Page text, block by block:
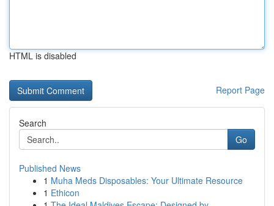
HTML is disabled
Report Page
Search
Go
Published News
1 Muha Meds Disposables: Your Ultimate Resource
1 Ethicon